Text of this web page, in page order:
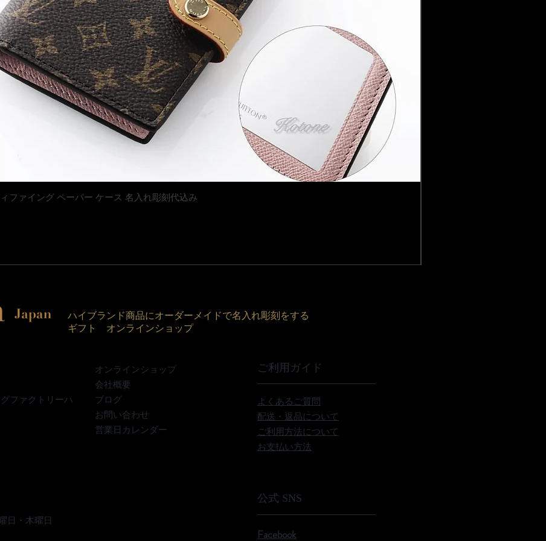
クイックビュー
ファイング ペーパー ケース 名入れ彫刻代込み
ハイブランド商品にオーダーメイドで名入れ彫刻をする
ギフト オンラインショップ
ファクトリーハ
日・木曜日
オンラインショップ
会社概要
ブログ
お問い合わせ
営業日カレンダー
ご利用ガイド
よくあるご質問
配送・返品について
ご利用方法について
お支払い方法
公式 SNS
Facebook